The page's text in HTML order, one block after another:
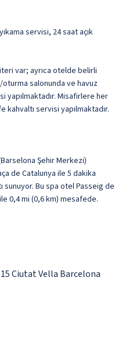
servisi, 24 saat açık
var; ayrıca otelde belirli
salonunda ve havuz
yapılmaktadır. Misafirlere her
kahvaltı servisi yapılmaktadır.
Şehir Merkezi)
de Catalunya ile 5 dakika
sunuyor. Bu spa otel Passeig de
0,4 mi (0,6 km) mesafede.
Ciutat Vella Barcelona